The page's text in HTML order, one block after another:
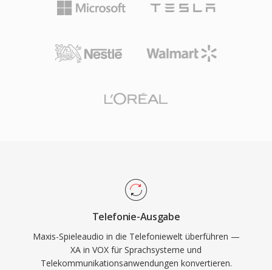
Telefonie-Ausgabe
Maxis-Spieleaudio in die Telefoniewelt überführen —
XA in VOX für Sprachsysteme und
Telekommunikationsanwendungen konvertieren.